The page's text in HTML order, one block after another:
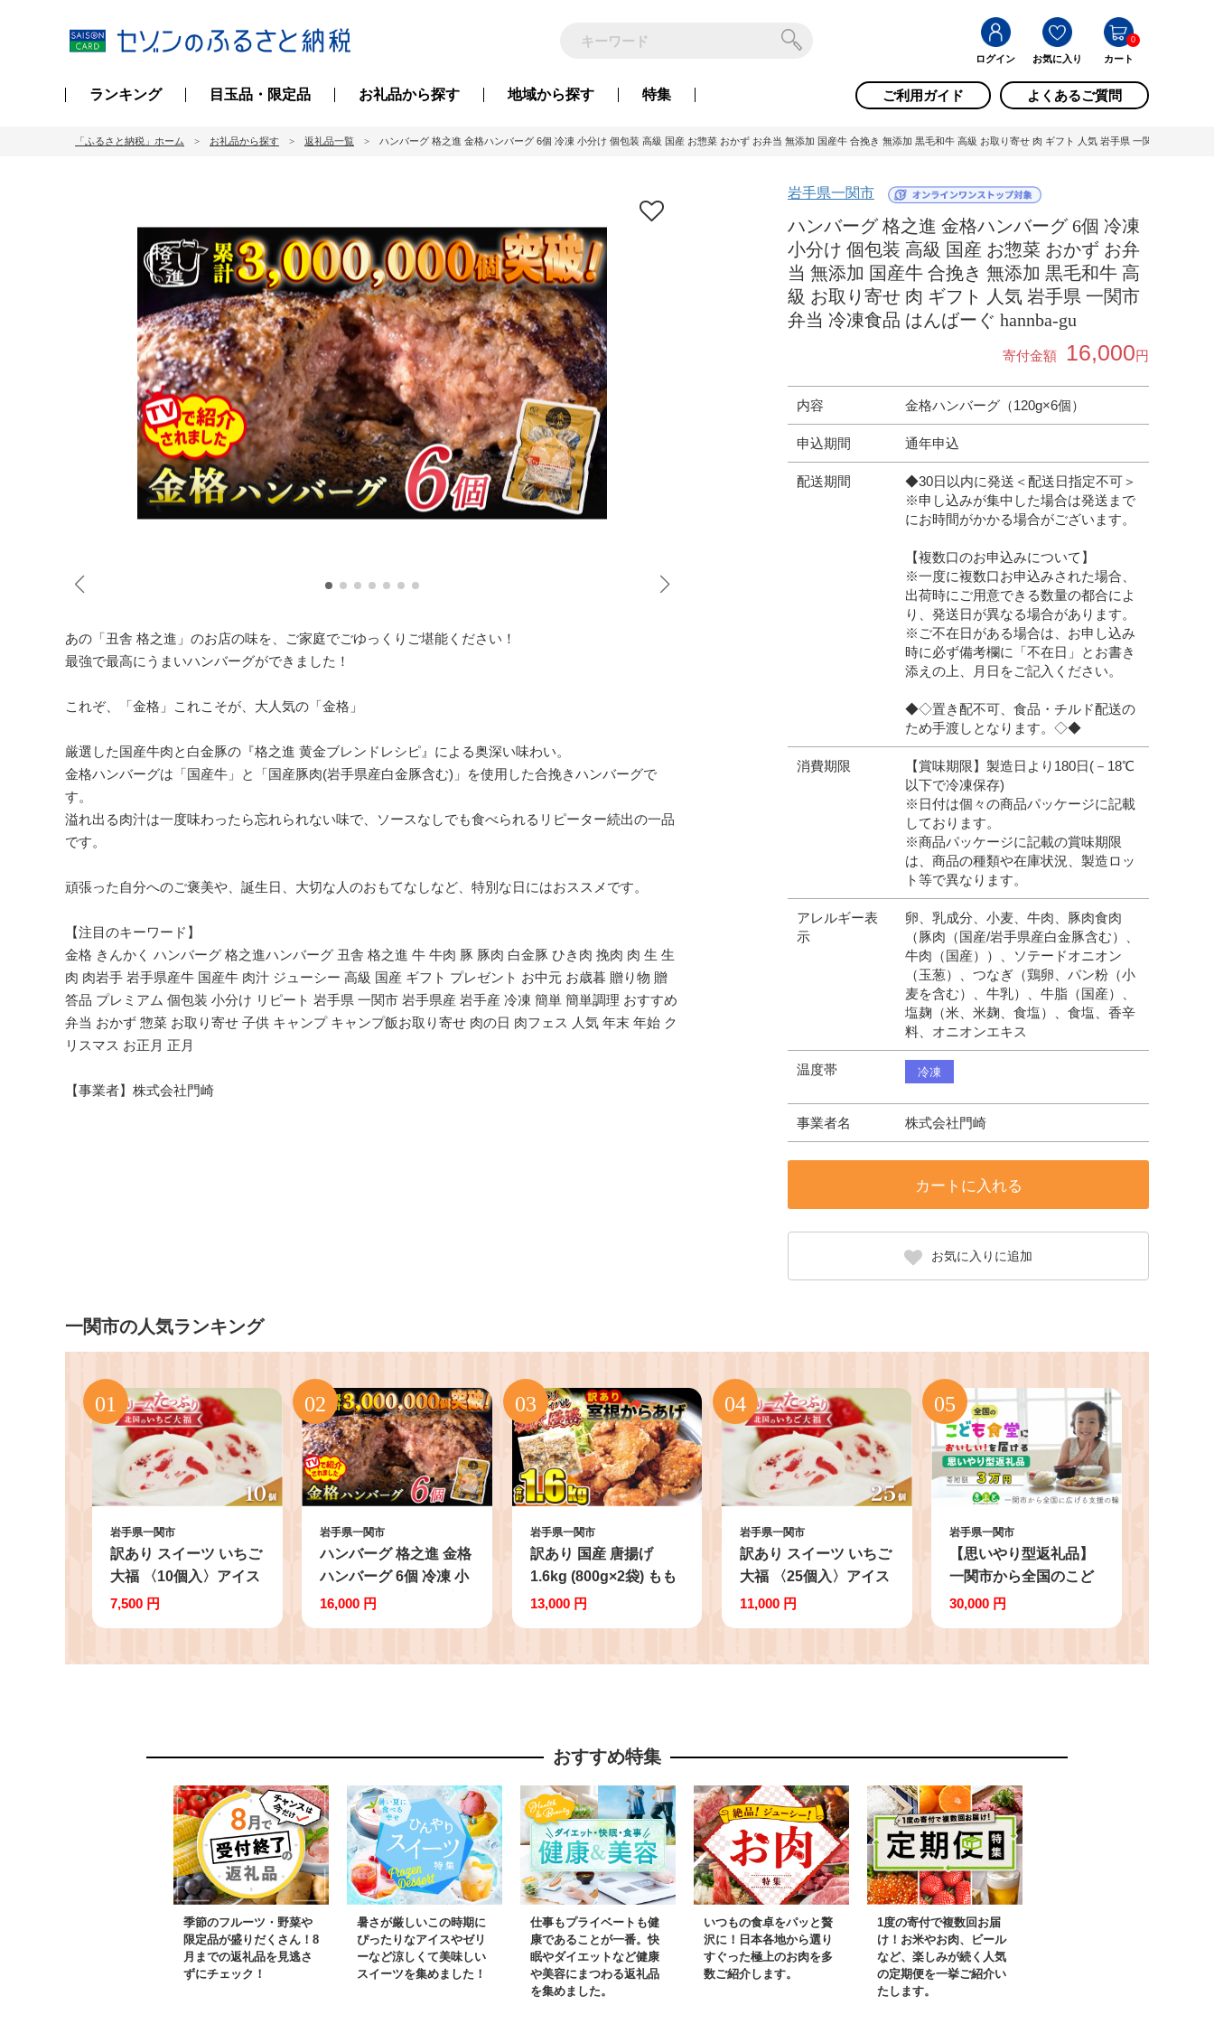
ログイン お気に入り カート
0
ランキング 目玉品・限定品 お礼品から探す 地域から探す 特集 ご利用ガイド よくあるご質問
「ふるさと納税」ホーム お礼品から探す 返礼品一覧 ハンバーグ 格之進 金格ハンバーグ 6個 冷凍 小分け 個包装 高級 国産 お惣菜 おかず お弁当 無添加 国産牛 合挽き 無添加 黒毛和牛 高級 お取り寄せ 肉 ギフト 人気 岩手県 一関市 弁当 冷凍
岩手県一関市
ハンバーグ 格之進 金格ハンバーグ 6個 冷凍
小分け 個包装 高級 国産 お惣菜 おかず お弁
当 無添加 国産牛 合挽き 無添加 黒毛和牛 高
級 お取り寄せ 肉 ギフト 人気 岩手県 一関市
弁当 冷凍食品 はんばーぐ hannba-gu
寄付金額 16,000円
内容 金格ハンバーグ（120g×6個）
申込期間 通年申込
配送期間
◆30日以内に発送＜配送日指定不可＞
※申し込みが集中した場合は発送まで
にお時間がかかる場合がございます。
【複数口のお申込みについて】
※一度に複数口お申込みされた場合、
出荷時にご用意できる数量の都合によ
り、発送日が異なる場合があります。
※ご不在日がある場合は、お申し込み
時に必ず備考欄に「不在日」とお書き
添えの上、月日をご記入ください。
◆◇置き配不可、食品・チルド配送の
ため手渡しとなります。◇◆
消費期限
【賞味期限】製造日より180日(－18℃
以下で冷凍保存)
※日付は個々の商品パッケージに記載
しております。
※商品パッケージに記載の賞味期限
は、商品の種類や在庫状況、製造ロッ
ト等で異なります。
アレルギー表
示
卵、乳成分、小麦、牛肉、豚肉食肉
（豚肉（国産/岩手県産白金豚含む）、
牛肉（国産））、ソテードオニオン
（玉葱）、つなぎ（鶏卵、パン粉（小
麦を含む）、牛乳）、牛脂（国産）、
塩麹（米、米麹、食塩）、食塩、香辛
料、オニオンエキス
温度帯 冷凍
事業者名 株式会社門崎
カートに入れる
お気に入りに追加
あの「丑舎 格之進」のお店の味を、ご家庭でごゆっくりご堪能ください！
最強で最高にうまいハンバーグができました！
これぞ、「金格」これこそが、大人気の「金格」
厳選した国産牛肉と白金豚の『格之進 黄金ブレンドレシピ』による奥深い味わい。
金格ハンバーグは「国産牛」と「国産豚肉(岩手県産白金豚含む)」を使用した合挽きハンバーグで
す。
溢れ出る肉汁は一度味わったら忘れられない味で、ソースなしでも食べられるリピーター続出の一品
です。
頑張った自分へのご褒美や、誕生日、大切な人のおもてなしなど、特別な日にはおススメです。
【注目のキーワード】
金格 きんかく ハンバーグ 格之進ハンバーグ 丑舎 格之進 牛 牛肉 豚 豚肉 白金豚 ひき肉 挽肉 肉 生 生
肉 肉岩手 岩手県産牛 国産牛 肉汁 ジューシー 高級 国産 ギフト プレゼント お中元 お歳暮 贈り物 贈
答品 プレミアム 個包装 小分け リピート 岩手県 一関市 岩手県産 岩手産 冷凍 簡単 簡単調理 おすすめ
弁当 おかず 惣菜 お取り寄せ 子供 キャンプ キャンプ飯お取り寄せ 肉の日 肉フェス 人気 年末 年始 ク
リスマス お正月 正月
【事業者】株式会社門崎
一関市の人気ランキング
岩手県一関市
訳あり スイーツ いちご
大福 〈10個入〉アイス
デザート 個包装 北国の
生クリーム大福 大福 和
ツ 人気ランキング おす
手県 一関市
7,500 円
岩手県一関市
ハンバーグ 格之進 金格
ハンバーグ 6個 冷凍 小
分け 個包装 高級 国産
無添加 黒毛和牛 高級
hannba-gu
16,000 円
岩手県一関市
訳あり 国産 唐揚げ
1.6kg (800g×2袋) もも
肉 からあげ から揚げ
菜 鶏もも 鶏 簡単 時短
岩手県 〈最高金賞4回
13,000 円
岩手県一関市
訳あり スイーツ いちご
大福 〈25個入〉アイス
デザート 個包装 北国の
生クリーム大福 大福 和
ツ 人気ランキング おす
手県 一関市
11,000 円
岩手県一関市
【思いやり型返礼品】
一関市から全国のこど
も食堂への支援
子供食堂
30,000 円
おすすめ特集
季節のフルーツ・野菜や
限定品が盛りだくさん！8
月までの返礼品を見逃さ
ずにチェック！
暑さが厳しいこの時期に
ぴったりなアイスやゼリ
ーなど涼しくて美味しい
スイーツを集めました！
仕事もプライベートも健
康であることが一番。快
眠やダイエットなど健康
や美容にまつわる返礼品
を集めました。
いつもの食卓をパッと贅
沢に！日本各地から選り
すぐった極上のお肉を多
数ご紹介します。
1度の寄付で複数回お届
け！お米やお肉、ビール
など、楽しみが続く人気
の定期便を一挙ご紹介い
たします。